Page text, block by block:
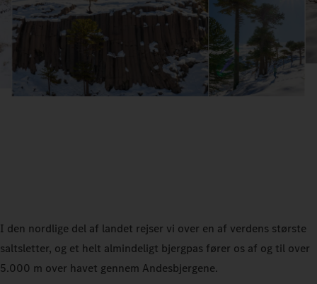
I den nordlige del af landet rejser vi over en af verdens største
saltsletter, og et helt almindeligt bjergpas fører os af og til over
5.000 m over havet gennem Andesbjergene.